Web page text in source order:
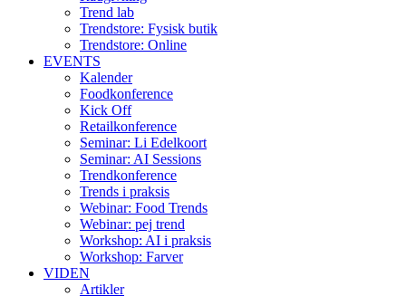
Trend lab
Trendstore: Fysisk butik
Trendstore: Online
EVENTS
Kalender
Foodkonference
Kick Off
Retailkonference
Seminar: Li Edelkoort
Seminar: AI Sessions
Trendkonference
Trends i praksis
Webinar: Food Trends
Webinar: pej trend
Workshop: AI i praksis
Workshop: Farver
VIDEN
Artikler